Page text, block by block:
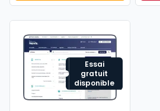
Essai
gratuit
disponible